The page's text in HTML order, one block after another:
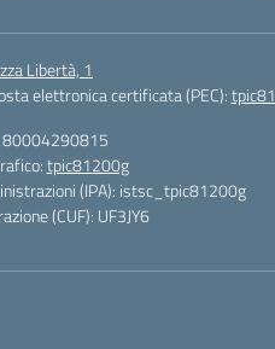
Libertà, 1
elettronica certificata (PEC):
80004290815
tpic81200g
(IPA): istsc_tpic81200g
(CUF): UF3JY6